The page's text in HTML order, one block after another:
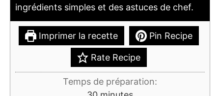
ingrédients simples et des astuces de chef.
Imprimer la recette Pin Recipe
Rate Recipe
Temps de préparation: